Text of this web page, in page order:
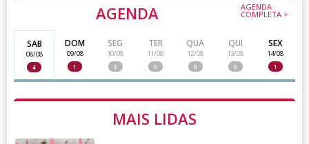
AGENDA AGENDA
COMPLETA >
SAB
08/08
4
DOM
09/08
1
SEG
10/08
0
TER
11/08
0
QUA
12/08
0
QUI
13/08
0
SEX
14/08
1
MAIS LIDAS